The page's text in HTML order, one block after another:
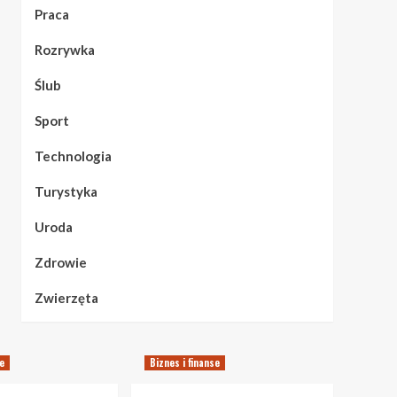
Praca
Rozrywka
Ślub
Sport
Technologia
Turystyka
Uroda
Zdrowie
Zwierzęta
Biznes i finanse